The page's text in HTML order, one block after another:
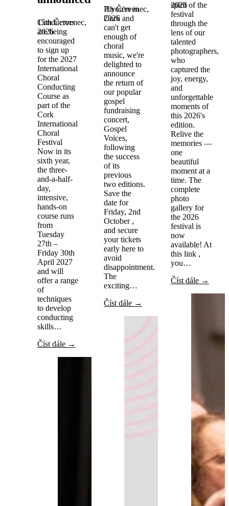
15th Červenec,
2026
Conductors
are being
encouraged
to sign up
for the 2027
International
Choral
Conducting
Course as
part of the
Cork
International
Choral
Festival
Now in its
sixth year,
the three-
and-a-half-
day,
intensive,
hands-on
course runs
from
Tuesday
27th –
Friday 30th
April 2027
and will
offer a range
of
techniques
to develop
conducting
skills…
Číst dále →
7th Červenec,
2026
If you're in
Cork and
can't get
enough of
choral
music, we're
delighted to
announce
the return of
our popular
gospel
fundraising
concert,
Gospel
Voices,
following
the success
of its
previous
two editions.
Save the
date for
Friday, 2nd
October ,
and secure
your tickets
early here to
avoid
disappointment.
The
exciting…
Číst dále →
2026
spirit of the
festival
through the
lens of our
talented
photographers,
who
captured the
joy, energy,
and
unforgettable
moments of
this 2026's
edition.
Relive the
memories —
one
beautiful
moment at a
time. The
complete
photo
gallery for
the 2026
festival is
now
available! At
this link ,
you…
Číst dále →